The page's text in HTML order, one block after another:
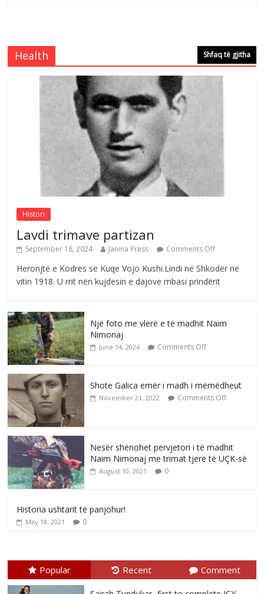
Comments Off
Çlirimtari Mentor Mushkolaj nderohet
me mirenjohje nga Xhevdet Qeriqi Dega
e invalidëve në Fushë Kosovë
August 4, 2026 Comments Off
Sulm , pse të dua ty
August 8, 2026 Comments Off
Health Shfaq të gjitha
Histori
Lavdi trimave partizan
September 18, 2024 Janina Press Comments Off
Heronjtë e Kodrës së Kuqe Vojo Kushi.Lindi në Shkodër në
vitin 1918. U rrit nën kujdesin e dajove mbasi prindërit
Një foto me vlerë e të madhit Naim
Nimonaj
June 14, 2024 Comments Off
Shote Galica emër i madh i mëmëdheut
November 21, 2022 Comments Off
Nesër shënohet përvjetori i të madhit
Naim Nimonaj me trimat tjerë të UÇK-së
August 10, 2021 0
Historia ushtarit të panjohur!
May 18, 2021 0
Popular Recent Comment